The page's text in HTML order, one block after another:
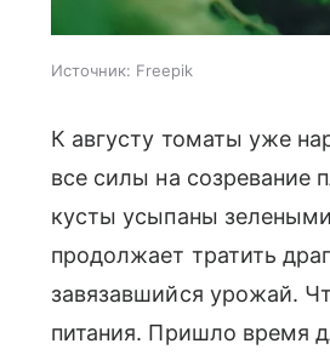
Источник: Freepik
К августу томаты уже
все силы на созревание
кусты усыпаны
продолжает тратить
завязавшийся урожай.
питания. Пришло время